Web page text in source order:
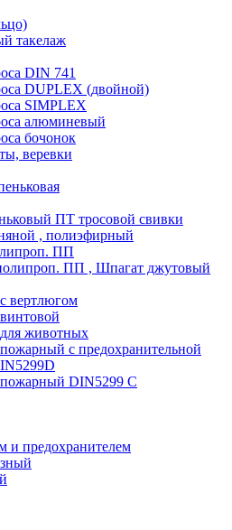
такелаж
DIN 741
DUPLEX (двойной)
SIMPLEX
алюминевый
бочонок
веревки
ПТ тросовой свивки
, полиэфирный
ПП
ПП , Шпагат джутовый
вертлюгом
животных
c предохранительной
DIN5299 C
и предохранителем